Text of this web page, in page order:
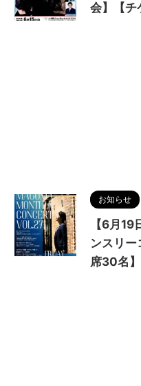
会】【チ
お知らせ
【6月
ンスリ
席30名】